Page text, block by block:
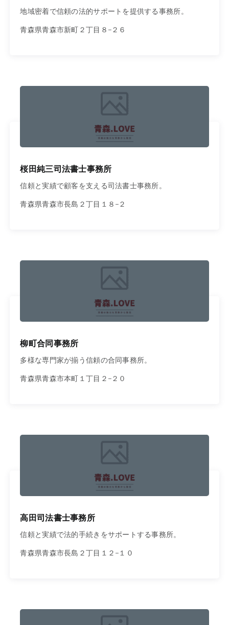
地域密着で信頼の法的サポートを提供する事務所。
青森県青森市新町２丁目８−２６
桜田純三司法書士事務所
信頼と実績で顧客を支える司法書士事務所。
青森県青森市長島２丁目１８−２
柳町合同事務所
多様な専門家が揃う信頼の合同事務所。
青森県青森市本町１丁目２−２０
高田司法書士事務所
信頼と実績で法的手続きをサポートする事務所。
青森県青森市長島２丁目１２−１０